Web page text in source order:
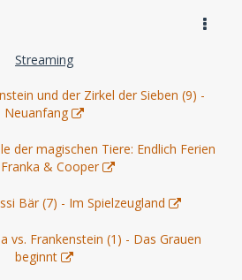
Streaming
und der Zirkel der Sieben (9) -
Neuanfang
der magischen Tiere: Endlich Ferien
& Cooper
Bär (7) - Im Spielzeugland
vs. Frankenstein (1) - Das Grauen
beginnt